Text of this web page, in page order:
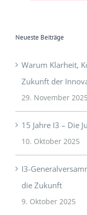
Neueste Beiträge
Warum Klarheit,
Zukunft der
29. November 2025
15 Jahre I3 – Die
10. Oktober 2025
I3-
die Zukunft
9. Oktober 2025